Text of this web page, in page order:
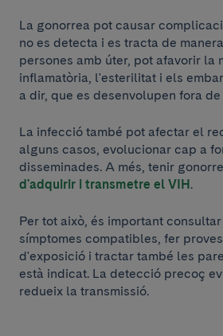
La gonorrea pot causar
no es detecta i es tracta de
persones amb úter, pot afavorir la
inflamatòria, l'esterilitat i els
a dir, que es desenvolupen fora de
La infecció també pot afectar el
alguns casos, evolucionar cap a
disseminades. A més, tenir
d'adquirir i transmetre el VIH.
Per tot això, és important
símptomes compatibles, fer
d'exposició i tractar també les
està indicat. La detecció precoç
redueix la transmissió.